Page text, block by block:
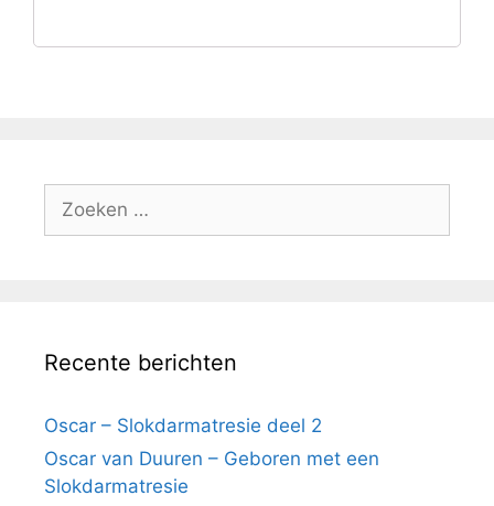
naar:
Recente berichten
Oscar – Slokdarmatresie deel 2
Oscar van Duuren – Geboren met een
Slokdarmatresie